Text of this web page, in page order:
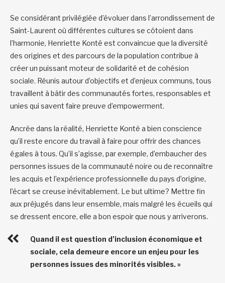
Se considérant privilégiée d’évoluer dans l’arrondissement de
Saint-Laurent où différentes cultures se côtoient dans
l’harmonie, Henriette Konté est convaincue que la diversité
des origines et des parcours de la population contribue à
créer un puissant moteur de solidarité et de cohésion
sociale. Réunis autour d’objectifs et d’enjeux communs, tous
travaillent à bâtir des communautés fortes, responsables et
unies qui savent faire preuve d’empowerment.
Ancrée dans la réalité, Henriette Konté a bien conscience
qu’il reste encore du travail à faire pour offrir des chances
égales à tous. Qu’il s’agisse, par exemple, d’embaucher des
personnes issues de la communauté noire ou de reconnaître
les acquis et l’expérience professionnelle du pays d’origine,
l’écart se creuse inévitablement. Le but ultime? Mettre fin
aux préjugés dans leur ensemble, mais malgré les écueils qui
se dressent encore, elle a bon espoir que nous y arriverons.
Quand il est question d’inclusion économique et
sociale, cela demeure encore un enjeu pour les
personnes issues des minorités visibles. »